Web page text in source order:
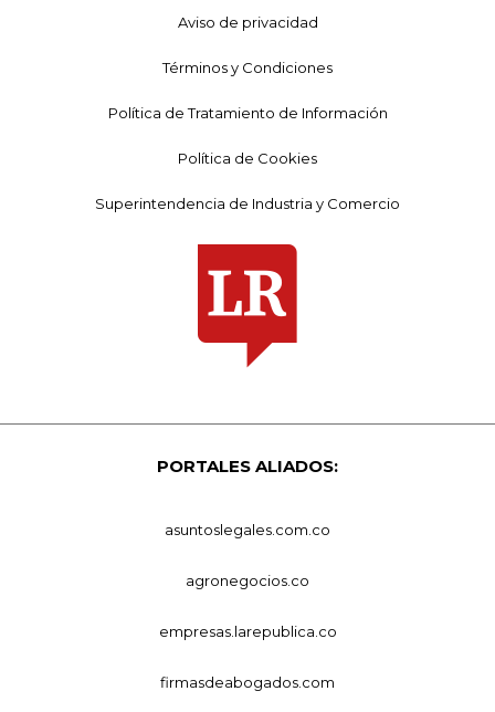
Aviso de privacidad
Términos y Condiciones
Política de Tratamiento de Información
Política de Cookies
Superintendencia de Industria y Comercio
PORTALES ALIADOS:
asuntoslegales.com.co
agronegocios.co
empresas.larepublica.co
firmasdeabogados.com